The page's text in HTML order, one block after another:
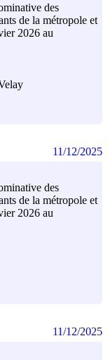
des
de la métropole et
2026 au
des
de la métropole et
2026 au
11/12/2025
11/12/2025